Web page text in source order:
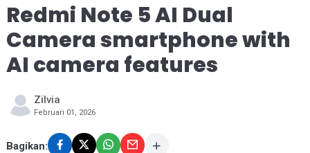
Redmi Note 5 AI Dual
Camera smartphone with
AI camera features
Zilvia
Februari 01, 2026
Bagikan: